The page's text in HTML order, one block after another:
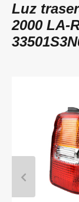
Luz
2000 LA-